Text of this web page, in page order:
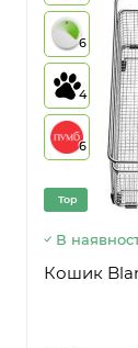
6
4
6
Top
В
Кошик